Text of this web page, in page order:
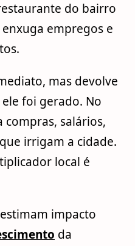
do bairro
empregos e
mas devolve
foi gerado. No
salários,
irrigam a cidade.
local é
impacto
da